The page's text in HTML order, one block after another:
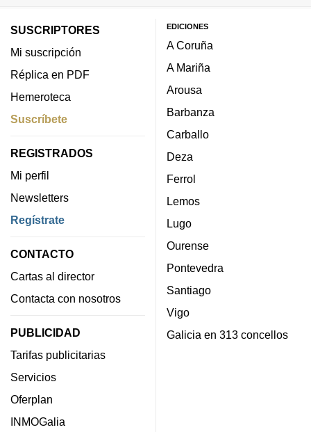
SUSCRIPTORES
Mi suscripción
Réplica en PDF
Hemeroteca
Suscríbete
REGISTRADOS
Mi perfil
Newsletters
Regístrate
CONTACTO
Cartas al director
Contacta con nosotros
PUBLICIDAD
Tarifas publicitarias
Servicios
Oferplan
INMOGalia
EDICIONES
A Coruña
A Mariña
Arousa
Barbanza
Carballo
Deza
Ferrol
Lemos
Lugo
Ourense
Pontevedra
Santiago
Vigo
Galicia en 313 concellos